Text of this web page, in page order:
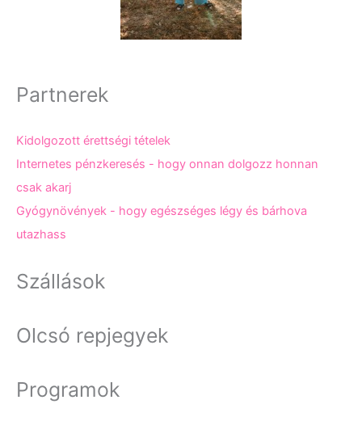
Partnerek
Kidolgozott érettségi tételek
Internetes pénzkeresés - hogy onnan dolgozz honnan
csak akarj
Gyógynövények - hogy egészséges légy és bárhova
utazhass
Szállások
Olcsó repjegyek
Programok